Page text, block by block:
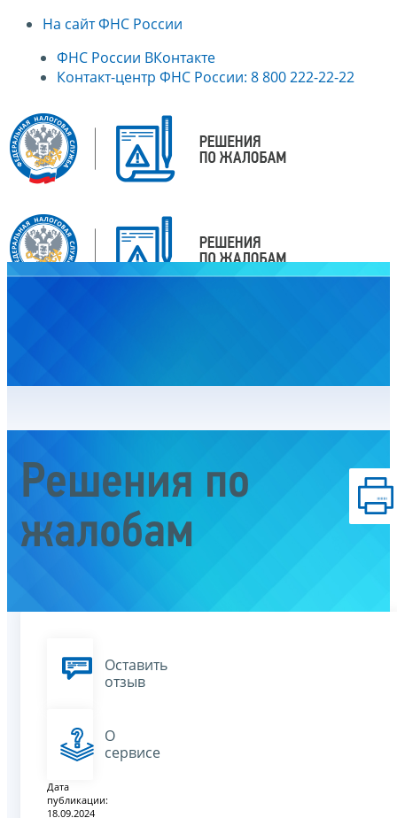
На сайт ФНС России
ФНС России ВКонтакте
Контакт-центр ФНС России: 8 800 222-22-22
Решения по
жалобам
Оставить
отзыв
О
сервисе
Дата
публикации:
18.09.2024